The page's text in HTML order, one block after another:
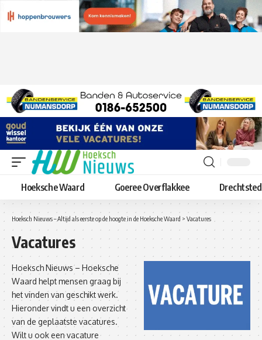
Hoeksche Waard Goeree Overflakkee
Hoeksch Nieuws – Altijd als eerste op de hoogte in de Hoeksche Waard > Vacatures
Vacatures
Hoeksch Nieuws – Hoeksche
Waard helpt mensen graag bij
het vinden van geschikt werk.
Hieronder vindt u een overzicht
van de geplaatste vacatures.
Wilt u ook een vacature